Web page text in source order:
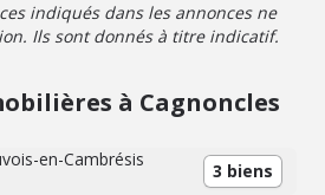
indiqués dans les annonces ne
Ils sont donnés à titre indicatif.
à Cagnoncles
en-Cambrésis
3 biens